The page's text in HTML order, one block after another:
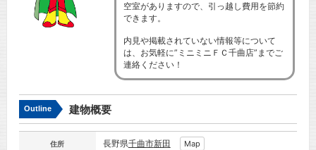
空室がありますので、引っ越し費用を節約
できます。
内見や掲載されていない情報等について
は、お気軽に”ミニミニＦＣ千曲店”までご
連絡ください！
Outline 建物概要
住所 長野県千曲市新田 Map